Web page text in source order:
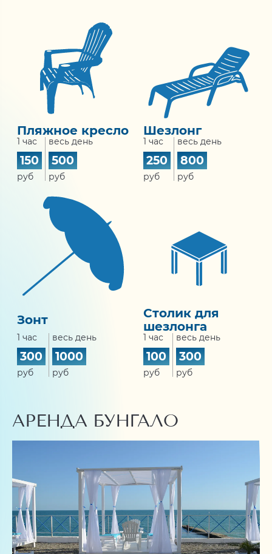
Пляжное кресло
1 час
150
руб
весь день
500
руб
Шезлонг
1 час
250
руб
весь день
800
руб
Зонт
1 час
300
руб
весь день
1000
руб
Столик для
шезлонга
1 час
100
руб
весь день
300
руб
АРЕНДА БУНГАЛО